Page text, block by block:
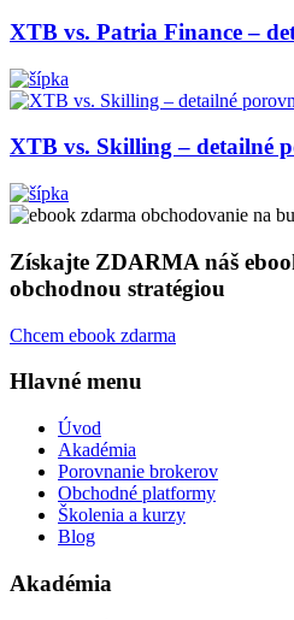
XTB vs. Patria Finance –
XTB vs. Skilling – detailné
Získajte ZDARMA náš
obchodnou stratégiou
Chcem ebook zdarma
Hlavné menu
Úvod
Akadémia
Porovnanie brokerov
Obchodné platformy
Školenia a kurzy
Blog
Akadémia